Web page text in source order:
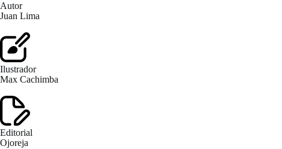
Autor
Juan Lima
Ilustrador
Max Cachimba
Editorial
Ojoreja